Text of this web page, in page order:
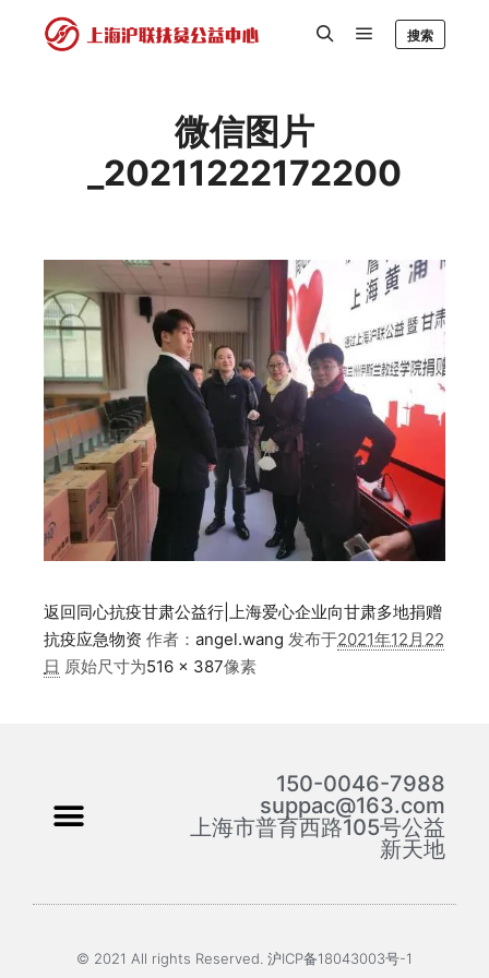
搜索
微信图片
_20211222172200
返回同心抗疫甘肃公益行|上海爱心企业向甘肃多地捐赠
抗疫应急物资 作者： angel.wang 发布于2021年12月22
日 原始尺寸为516 × 387像素
150-0046-7988
suppac@163.com
上海市普育西路105号公益
新天地
© 2021 All rights Reserved. 沪ICP备18043003号-1